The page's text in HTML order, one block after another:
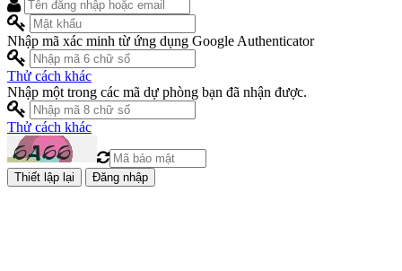
Nhập mã xác minh từ ứng dụng Google Authenticator
Thử cách khác
Nhập một trong các mã dự phòng bạn đã nhận được.
Thử cách khác
Đăng nhập